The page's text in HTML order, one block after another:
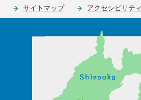
サイトマップ アクセシビリティ